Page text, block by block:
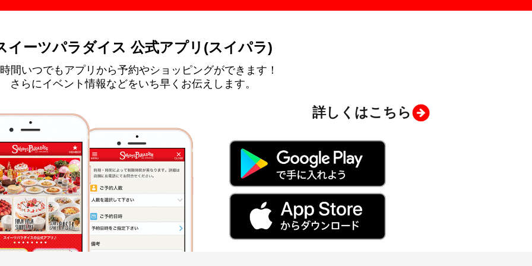
イーツパラダイス 公式アプリ(スイパラ)
間いつでもアプリから予約やショッピングができます！
さらにイベント情報などをいち早くお伝えします。
詳しくはこちら